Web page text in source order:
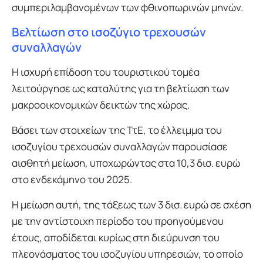
συμπεριλαμβανομένων των φθινοπωρινών μηνών.
Βελτίωση στο ισοζύγιο τρεχουσών
συναλλαγών
Η ισχυρή επίδοση του τουριστικού τομέα
λειτούργησε ως καταλύτης για τη βελτίωση των
μακροοικονομικών δεικτών της χώρας.
Βάσει των στοιχείων της ΤτΕ, το έλλειμμα του
ισοζυγίου τρεχουσών συναλλαγών παρουσίασε
αισθητή μείωση, υποχωρώντας στα 10,3 δισ. ευρώ
στο ενδεκάμηνο του 2025.
Η μείωση αυτή, της τάξεως των 3 δισ. ευρώ σε σχέση
με την αντίστοιχη περίοδο του προηγούμενου
έτους, αποδίδεται κυρίως στη διεύρυνση του
πλεονάσματος του ισοζυγίου υπηρεσιών, το οποίο